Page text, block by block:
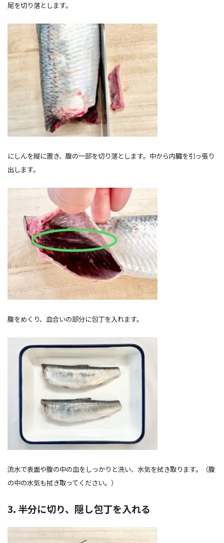
尾を切り落とします。
にしんを縦に置き、腹の一部を切り落とします。中から内臓を引っ張り
出します。
腹をめくり、血合いの部分に包丁を入れます。
流水で表面や腹の中の血をしっかりと洗い、水気を拭き取ります。（腹
の中の水気も拭き取ってください。）
3. 半分に切り、隠し包丁を入れる